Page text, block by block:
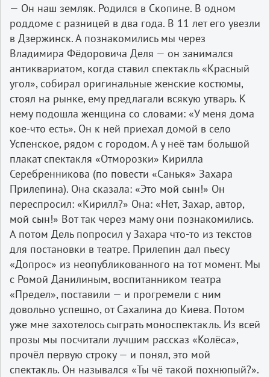
— Он наш земляк. Родился в Скопине. В одном
роддоме с разницей в два года. В 11 лет его увезли
в Дзержинск. А познакомились мы через
Владимира Фёдоровича Деля — он занимался
антиквариатом, когда ставил спектакль «Красный
угол», собирал оригинальные женские костюмы,
стоял на рынке, ему предлагали всякую утварь. К
нему подошла женщина со словами: «У меня дома
кое-что есть». Он к ней приехал домой в село
Успенское, рядом с городом. А у неё там большой
плакат спектакля «Отморозки» Кирилла
Серебренникова (по повести «Санькя» Захара
Прилепина). Она сказала: «Это мой сын!» Он
переспросил: «Кирилл?» Она: «Нет, Захар, автор,
мой сын!» Вот так через маму они познакомились.
А потом Дель попросил у Захара что-то из текстов
для постановки в театре. Прилепин дал пьесу
«Допрос» из неопубликованного на тот момент. Мы
с Ромой Данилиным, воспитанником театра
«Предел», поставили — и прогремели с ним
довольно успешно, от Сахалина до Киева. Потом
уже мне захотелось сыграть моноспектакль. Из всей
прозы мы посчитали лучшим рассказ «Колёса»,
прочёл первую строку — и понял, это мой
спектакль. Он назывался «Ты чё такой похнюпый?».